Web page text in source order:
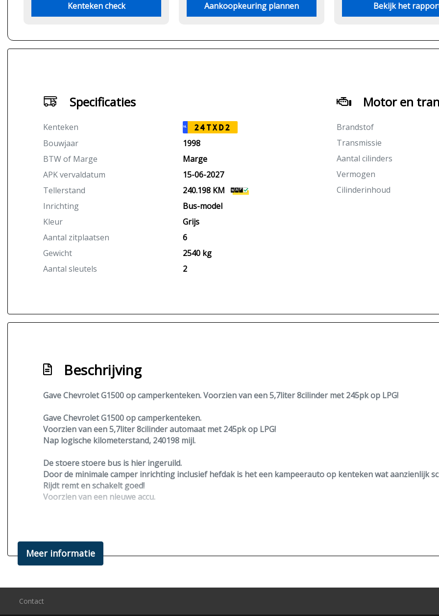
Kenteken check
Aankoopkeuring plannen
Bekijk het
Specificaties
Kenteken NL 24TXD2
Bouwjaar
1998
BTW of Marge
Marge
APK vervaldatum
15-06-2027
Tellerstand
240.198 KM
Inrichting
Bus-model
Kleur
Grijs
Aantal zitplaatsen
6
Gewicht
2540 kg
Aantal sleutels
2
Motor en
Brandstof
Transmissie
Aantal cilinders
Vermogen
Cilinderinhoud
Beschrijving
Gave Chevrolet G1500 op camperkenteken. Voorzien van een 5,7liter 8cilinder met 245pk op LPG!
Gave Chevrolet G1500 op camperkenteken.
Voorzien van een 5,7liter 8cilinder automaat met245pkop LPG!
Nap logische kilometerstand, 240198 mijl.
De stoere stoere bus is hier ingeruild.
Door de minimale camper inrichting inclusief hefdak is het een kampeerauto op kenteken wat aanzienlijk
Rijdt remt en schakelt goed!
Voorzien van een nieuwe accu.
Bezichtiging alleen op afspraak.
Interesse? Graag bellen of mailen voor een afspraak.
(Gespecialiseerd in campertechniek)
Mob.: 0611851968
Meer informatie
Contact